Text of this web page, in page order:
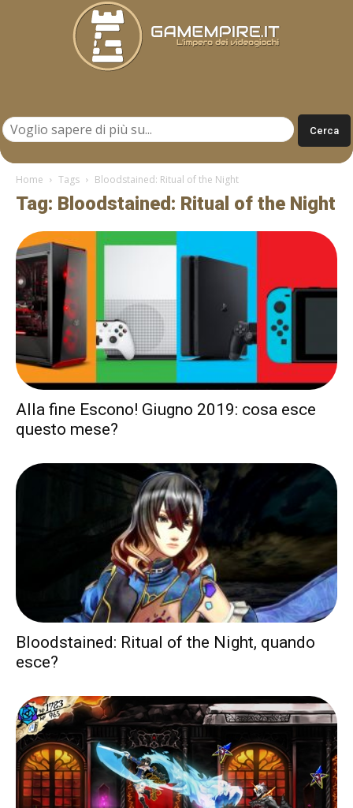
Home Tags Bloodstained: Ritual of the Night
Tag: Bloodstained: Ritual of the Night
Alla fine Escono! Giugno 2019: cosa esce
questo mese?
Bloodstained: Ritual of the Night, quando
esce?